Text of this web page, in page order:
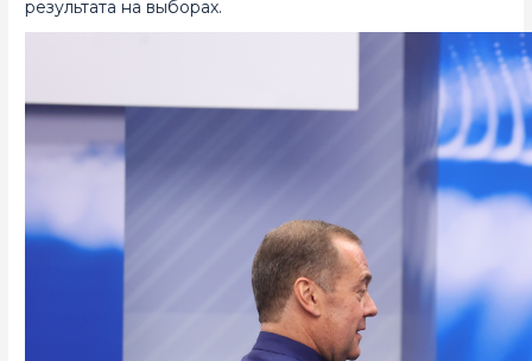
результата на выборах.